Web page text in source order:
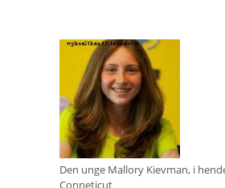
Den unge Mallory Kievman, i
Conneticut